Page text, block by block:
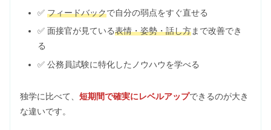
✅ フィードバックで自分の弱点をすぐ直せる
✅ 面接官が見ている表情・姿勢・話し方まで改善でき
る
✅ 公務員試験に特化したノウハウを学べる
独学に比べて、 短期間で確実にレベルアップできるのが大き
な違いです。